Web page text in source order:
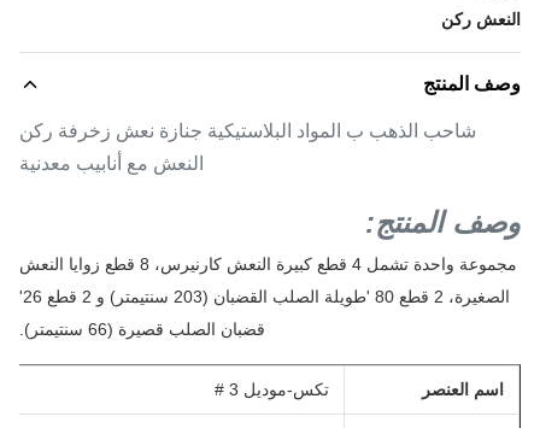
النعش ركن
وصف المنتج
شاحب الذهب ب المواد البلاستيكية جنازة نعش زخرفة ركن
النعش مع أنابيب معدنية
وصف المنتج:
مجموعة واحدة تشمل 4 قطع كبيرة النعش كارنيرس، 8 قطع زوايا النعش
الصغيرة، 2 قطع 80 'طويلة الصلب القضبان (203 سنتيمتر) و 2 قطع 26'
قضبان الصلب قصيرة (66 سنتيمتر).
اسم العنصر تكس-موديل 3 #